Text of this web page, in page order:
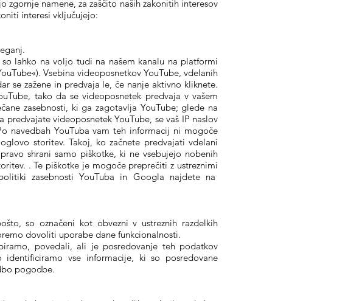
namene, za zaščito naših zakonitih interesov
interesi vključujejo:
lahko na voljo tudi na našem kanalu na platformi
Vsebina videoposnetkov YouTube, vdelanih
se zažene in predvaja le, če nanje aktivno kliknete.
tako da se videoposnetek predvaja v vašem
zasebnosti, ki ga zagotavlja YouTube; glede na
videoposnetek YouTube, se vaš IP naslov
navedbah YouTuba vam teh informacij ni mogoče
storitev. Takoj, ko začnete predvajati vdelani
shrani samo piškotke, ki ne vsebujejo nobenih
. Te piškotke je mogoče preprečiti z ustreznimi
zasebnosti YouTuba in Googla najdete na
so označeni kot obvezni v ustreznih razdelkih
dovoliti uporabe dane funkcionalnosti.
povedali, ali je posredovanje teh podatkov
vse informacije, ki so posredovane
pogodbe.